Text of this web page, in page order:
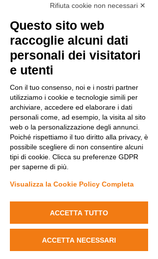
PUBBLICAZIONI
Rifiuta cookie non necessari ✕
Questo sito web
raccoglie alcuni dati
personali dei visitatori
e utenti
Con il tuo consenso, noi e i nostri partner
utilizziamo i cookie e tecnologie simili per
archiviare, accedere ed elaborare i dati
personali come, ad esempio, la visita al sito
web o la personalizzazione degli annunci.
Poiché rispettiamo il tuo diritto alla privacy, è
possibile scegliere di non consentire alcuni
tipi di cookie. Clicca su preferenze GDPR
per saperne di più.
Visualizza la Cookie Policy Completa
ACCETTA TUTTO
ACCETTA NECESSARI